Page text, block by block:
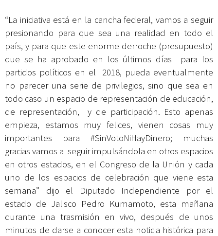
“La iniciativa está en la cancha federal, vamos a seguir
presionando para que sea una realidad en todo el
país, y para que este enorme derroche (presupuesto)
que se ha aprobado en los últimos días para los
partidos políticos en el 2018, pueda eventualmente
no parecer una serie de privilegios, sino que sea en
todo caso un espacio de representación de educación,
de representación, y de participación. Esto apenas
empieza, estamos muy felices, vienen cosas muy
importantes para #SinVotoNiHayDinero; muchas
gracias vamos a seguir impulsándola en otros espacios
en otros estados, en el Congreso de la Unión y cada
uno de los espacios de celebración que viene esta
semana” dijo el Diputado Independiente por el
estado de Jalisco Pedro Kumamoto, esta mañana
durante una trasmisión en vivo, después de unos
minutos de darse a conocer esta noticia histórica para